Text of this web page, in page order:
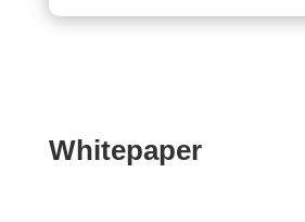
Whitepaper